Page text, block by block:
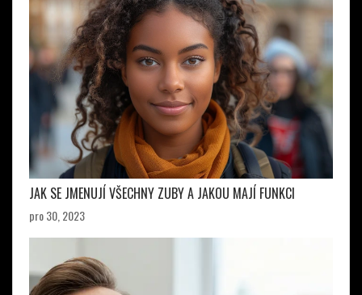
JAK SE JMENUJÍ VŠECHNY ZUBY A JAKOU MAJÍ FUNKCI
pro 30, 2023